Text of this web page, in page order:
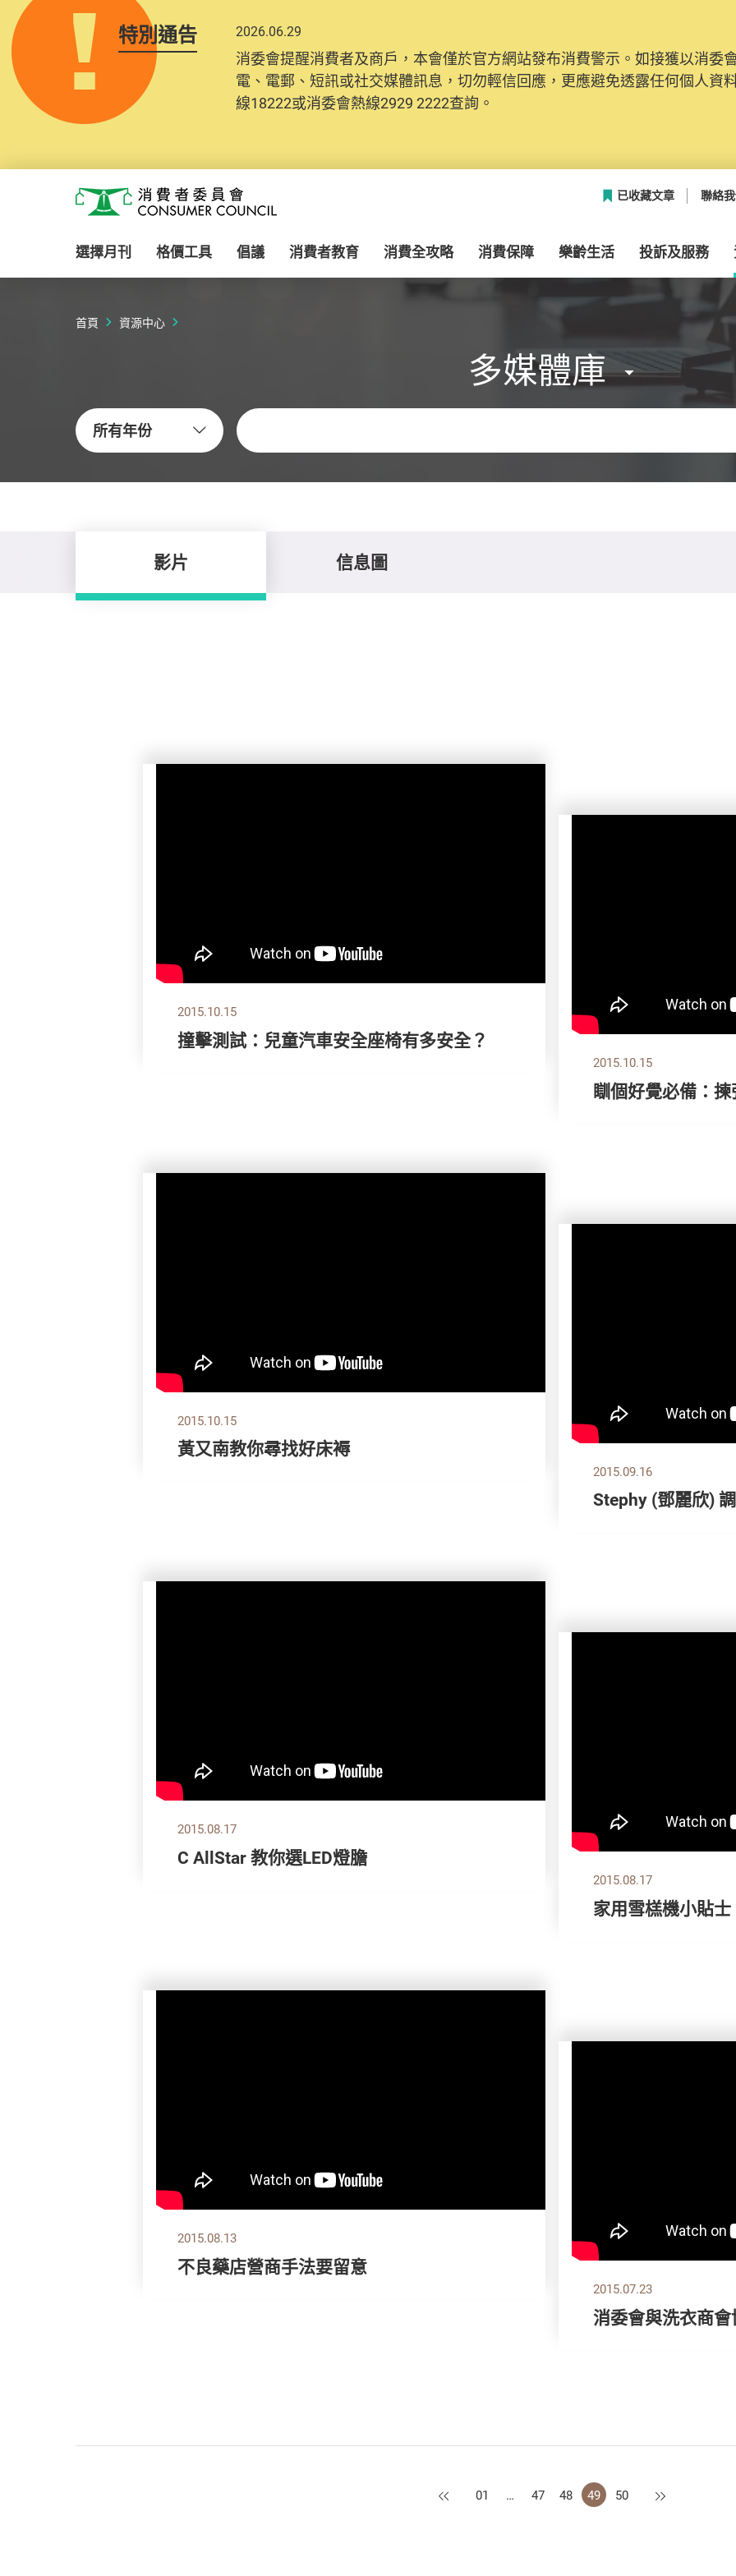
特別通告 2026.06.29
消委會提醒消費者及商戶，本會僅於官方網站發布消費警示。如接獲以消委
電、電郵、短訊或社交媒體訊息，切勿輕信回應，更應避免透露任何個人資
線18222或消委會熱線2929 2222查詢。
2025.10.31
為提升使用者體驗及網絡安全，本會的投訴處理系統已經進行升級及推出
消費者需要提供基本聯絡資料（包括姓名、電郵及電話）註冊帳戶，才可提
紀錄將清晰整合於帳戶中，方便日後作出跟進。
消費者委員會
已收藏文章 聯絡
選擇月刊 格價工具 倡議 消費者教育 消費全攻略 消費保障 樂齡生活 投訴及服務
首頁 資源中心
多媒體庫
所有年份
關鍵字
影片 信息圖
2015.10.15
撞擊測試：兒童汽車安全座椅有多安全？
2015.10.15
瞓個好覺必備：
2015.10.15
黃又南教你尋找好床褥
2015.09.16
Stephy (鄧麗欣)
2015.08.17
C AllStar 教你選LED燈膽
2015.08.17
家用雪榚機小貼士
2015.08.13
不良藥店營商手法要留意
2015.07.23
消委會與洗衣商
上一頁
01 … 47 48 49 50 下一頁